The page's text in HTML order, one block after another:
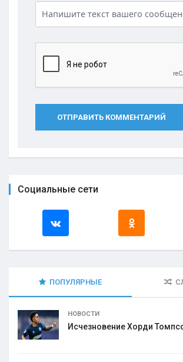
ОТПРАВИТЬ КОММЕНТАРИЙ
Социальные сети
ПОПУЛЯРНЫЕ
НОВОСТИ
Исчезновение Хорди